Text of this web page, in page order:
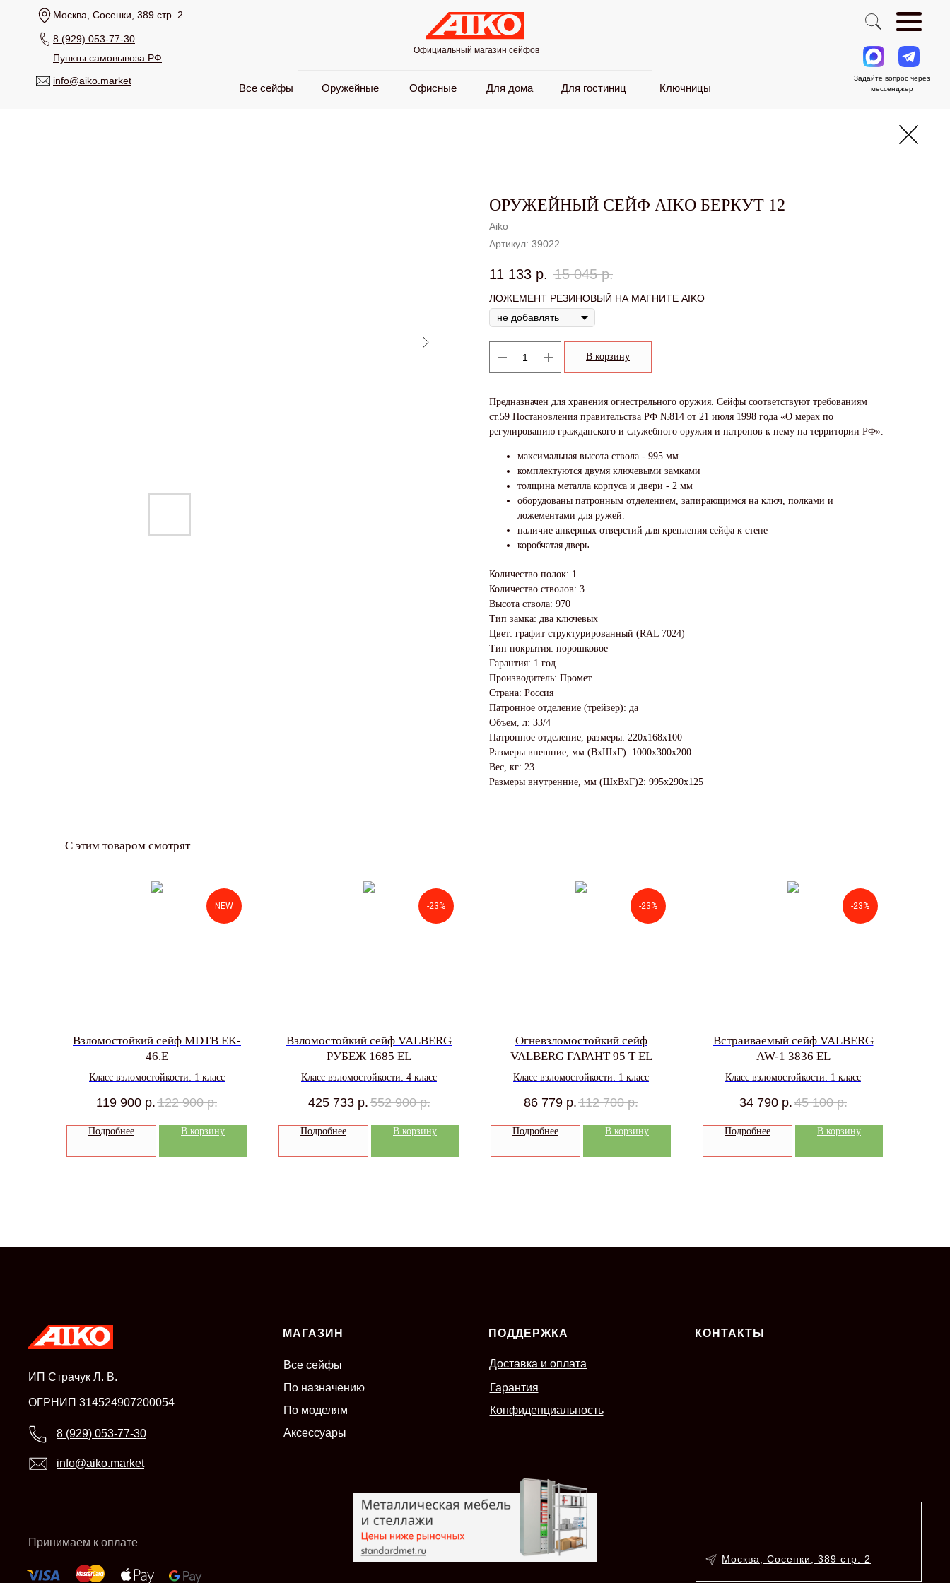
Москва, Сосенки, 389 стр. 2
8 (929) 053-77-30
info@aiko.market
Пункты самовывоза РФ
Для гостиниц
Для дома
Офисные
Оружейные
Все сейфы
Официальный магазин сейфов
Ключницы
Задайте вопрос через
мессенджер
ОРУЖЕЙНЫЙ СЕЙФ AIKO БЕРКУТ 12
Aiko
Артикул: 39022
11 133 р. 15 045 р.
ЛОЖЕМЕНТ РЕЗИНОВЫЙ НА МАГНИТЕ AIKO
В корзину
Предназначен для хранения огнестрельного оружия. Сейфы соответствуют требованиям
ст.59 Постановления правительства РФ №814 от 21 июля 1998 года «О мерах по
регулированию гражданского и служебного оружия и патронов к нему на территории РФ».
максимальная высота ствола - 995 мм
комплектуются двумя ключевыми замками
толщина металла корпуса и двери - 2 мм
оборудованы патронным отделением, запирающимся на ключ, полками и
ложементами для ружей.
наличие анкерных отверстий для крепления сейфа к стене
коробчатая дверь
Количество полок: 1
Количество стволов: 3
Высота ствола: 970
Тип замка: два ключевых
Цвет: графит структурированный (RAL 7024)
Тип покрытия: порошковое
Гарантия: 1 год
Производитель: Промет
Страна: Россия
Патронное отделение (трейзер): да
Объем, л: 33/4
Патронное отделение, размеры: 220х168х100
Размеры внешние, мм (ВхШхГ): 1000x300x200
Вес, кг: 23
Размеры внутренние, мм (ШхВхГ)2: 995x290x125
С этим товаром смотрят
NEW
Взломостойкий сейф MDTB EK-
46.E
Класс взломостойкости: 1 класс
119 900 р. 122 900 р.
Подробнее В корзину
-23%
Взломостойкий сейф VALBERG
РУБЕЖ 1685 EL
Класс взломостойкости: 4 класс
425 733 р.552 900 р.
Подробнее В корзину
-23%
Огневзломостойкий сейф
VALBERG ГАРАНТ 95 T EL
Класс взломостойкости: 1 класс
86 779 р. 112 700 р.
Подробнее В корзину
-23%
Встраиваемый сейф VALBERG
AW-1 3836 EL
Класс взломостойкости: 1 класс
34 790 р.45 100 р.
Подробнее В корзину
МАГАЗИН
Все сейфы
По назначению
По моделям
Аксессуары
ПОДДЕРЖКА
Гарантия
Конфиденциальность
КОНТАКТЫ
ИП Страчук Л. В.
ОГРНИП 314524907200054
8 (929) 053-77-30
info@aiko.market
Принимаем к оплате
Москва, Сосенки, 389 стр. 2
Доставка и оплата